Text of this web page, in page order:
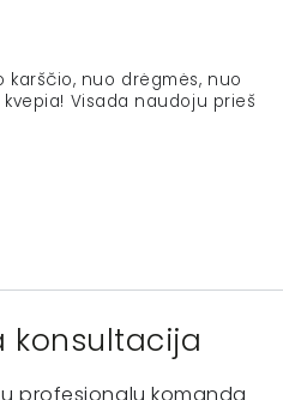
karščio, nuo drėgmės, nuo
Visada naudoju prieš
konsultacija